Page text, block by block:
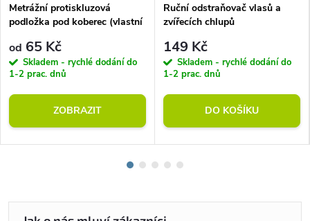
Metrážní protiskluzová
podložka pod koberec (vlastní
od 65 Kč
Skladem - rychlé dodání do
1-2 prac. dnů
ZOBRAZIT
Ruční odstraňovač vlasů a
zvířecích chlupů
149 Kč
Skladem - rychlé dodání do
1-2 prac. dnů
DO KOŠÍKU